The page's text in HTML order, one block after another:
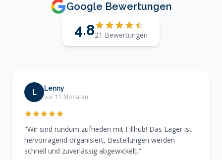
Google Bewertungen
4.821 Bewertungen
L Lenny
vor 11 Monaten
"Wir sind rundum zufrieden mit Fillhub! Das Lager ist
hervorragend organisiert, Bestellungen werden
schnell und zuverlässig abgewickelt."